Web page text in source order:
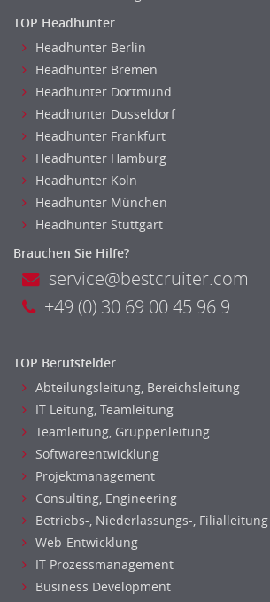
Digital Leadership
Industrie 4.0
Angestellte, Beamte auf Landes-,
Angestellte, Beamte im auswärtigen Dienst
(Bundes-)Polizei, Justizvollzug
Bundeswehr, Wehrverwaltung
Feuerwehr
Steuerverwaltung, Finanzverwaltung
Verbände, Vereine
Anästhesie und Intensivpflege
Gesundheits- und Kinderkrankenpflege
Gesundheits- und Krankenpflege
Hebamme, Entbindungshelfer
Heilerziehungspfleger
Logopädie
Pflegehelfer
Physiotherapie
Sanitätsdienst, ambulanter Dienst
Strahlentherapie
Außendienst
TOP Headhunter
Headhunter Berlin
Headhunter Bremen
Headhunter Dortmund
Headhunter Dusseldorf
Headhunter Frankfurt
Headhunter Hamburg
Headhunter Koln
Headhunter München
Headhunter Stuttgart
Brauchen Sie Hilfe?
service@bestcruiter.com
+49 (0) 30 69 00 45 96 9
TOP Berufsfelder
Abteilungsleitung, Bereichsleitung
IT Leitung, Teamleitung
Teamleitung, Gruppenleitung
Softwareentwicklung
Projektmanagement
Consulting, Engineering
Betriebs-, Niederlassungs-, Filialleitung
Web-Entwicklung
IT Prozessmanagement
Business Development